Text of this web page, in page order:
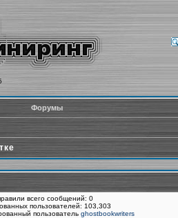
Форумы
всего сообщений: 0
пользователей: 103,303
пользователь ghostbookwriters